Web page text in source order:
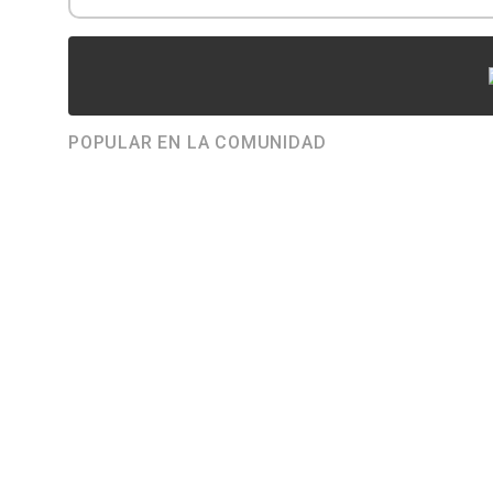
POPULAR EN LA COMUNIDAD